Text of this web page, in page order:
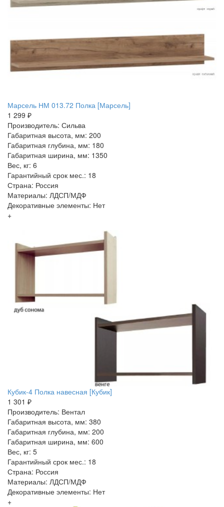
Марсель НМ 013.72 Полка [Марсель]
1 299 ₽
Производитель: Сильва
Габаритная высота, мм: 200
Габаритная глубина, мм: 180
Габаритная ширина, мм: 1350
Вес, кг: 6
Гарантийный срок мес.: 18
Страна: Россия
Материалы: ЛДСП/МДФ
Декоративные элементы: Нет
+
Кубик-4 Полка навесная [Кубик]
1 301 ₽
Производитель: Вентал
Габаритная высота, мм: 380
Габаритная глубина, мм: 200
Габаритная ширина, мм: 600
Вес, кг: 5
Гарантийный срок мес.: 18
Страна: Россия
Материалы: ЛДСП/МДФ
Декоративные элементы: Нет
+